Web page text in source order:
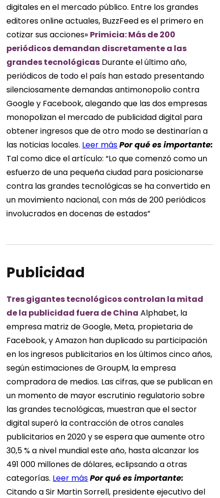
digitales en el mercado público. Entre los grandes
editores online actuales, BuzzFeed es el primero en
cotizar sus acciones» Primicia: Más de 200
periódicos demandan discretamente a las
grandes tecnológicas Durante el último año,
periódicos de todo el país han estado presentando
silenciosamente demandas antimonopolio contra
Google y Facebook, alegando que las dos empresas
monopolizan el mercado de publicidad digital para
obtener ingresos que de otro modo se destinarían a
las noticias locales. Leer másPor qué es importante:
Tal como dice el artículo: “Lo que comenzó como un
esfuerzo de una pequeña ciudad para posicionarse
contra las grandes tecnológicas se ha convertido en
un movimiento nacional, con más de 200 periódicos
involucrados en docenas de estados”
Publicidad
Tres gigantes tecnológicos controlan la mitad
de la publicidad fuera de China Alphabet, la
empresa matriz de Google, Meta, propietaria de
Facebook, y Amazon han duplicado su participación
en los ingresos publicitarios en los últimos cinco años,
según estimaciones de GroupM, la empresa
compradora de medios. Las cifras, que se publican en
un momento de mayor escrutinio regulatorio sobre
las grandes tecnológicas, muestran que el sector
digital superó la contracción de otros canales
publicitarios en 2020 y se espera que aumente otro
30,5 % a nivel mundial este año, hasta alcanzar los
491 000 millones de dólares, eclipsando a otras
categorías. Leer másPor qué esimportante:
Citando a Sir Martin Sorrell, presidente ejecutivo del